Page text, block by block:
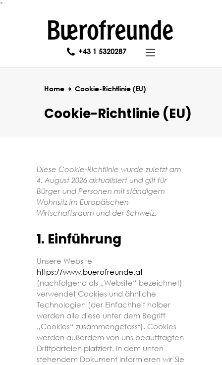
*
+43 1 5320287
Home Cookie-Richtlinie (EU)
Cookie-Richtlinie (EU)
Über uns
Marken
Aktuelles
Kontakt
Diese Cookie-Richtlinie wurde zuletzt am
4. August 2026 aktualisiert und gilt für
Bürger und Personen mit ständigem
Wohnsitz im Europäischen
Wirtschaftsraum und der Schweiz.
1. Einführung
Unsere Website
https://www.buerofreunde.at
(nachfolgend als „Website“ bezeichnet)
verwendet Cookies und ähnliche
Technologien (der Einfachheit halber
werden alle diese unter dem Begriff
„Cookies“ zusammengefasst). Cookies
werden außerdem von uns beauftragten
Drittparteien platziert. In dem unten
stehendem Dokument informieren wir Sie